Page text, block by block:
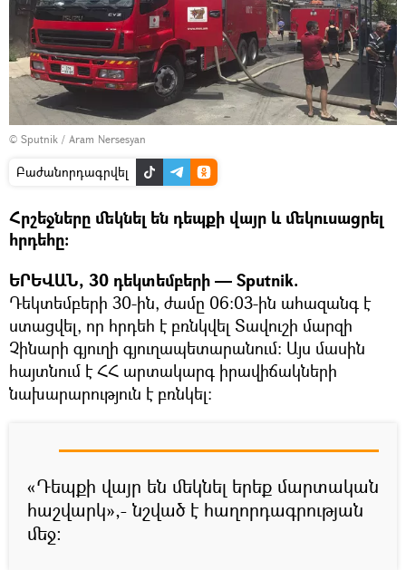
© Sputnik / Aram Nersesyan
Բաժանորդագրվել
Հրշեջները մեկնել են դեպքի վայր և մեկուսացրել
հրդեհը։
ԵՐԵՎԱՆ, 30 դեկտեմբերի — Sputnik.
Դեկտեմբերի 30-ին, ժամը 06:03-ին ահազանգ է
ստացվել, որ հրդեհ է բռնկվել Տավուշի մարզի
Չինարի գյուղի գյուղապետարանում: Այս մասին
հայտնում է ՀՀ արտակարգ իրավիճակների
նախարարություն է բռնկել։
«Դեպքի վայր են մեկնել երեք մարտական
հաշվարկ»,- նշված է հաղորդագրության
մեջ: